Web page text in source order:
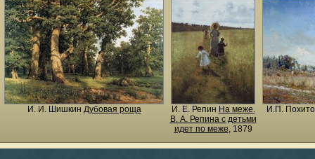
И. И. Шишкин Дубовая роща И. Е. Репин На меже.
В. А. Репина с детьми
идет по меже, 1879
И.П.